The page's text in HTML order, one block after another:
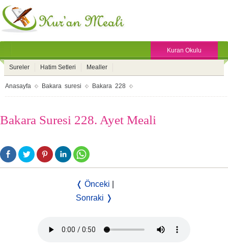
Kuran Okulu
Sureler Hatim Setleri Mealler
Anasayfa Bakara suresi Bakara 228
Bakara Suresi 228. Ayet Meali
❬ Önceki
Sonraki ❭